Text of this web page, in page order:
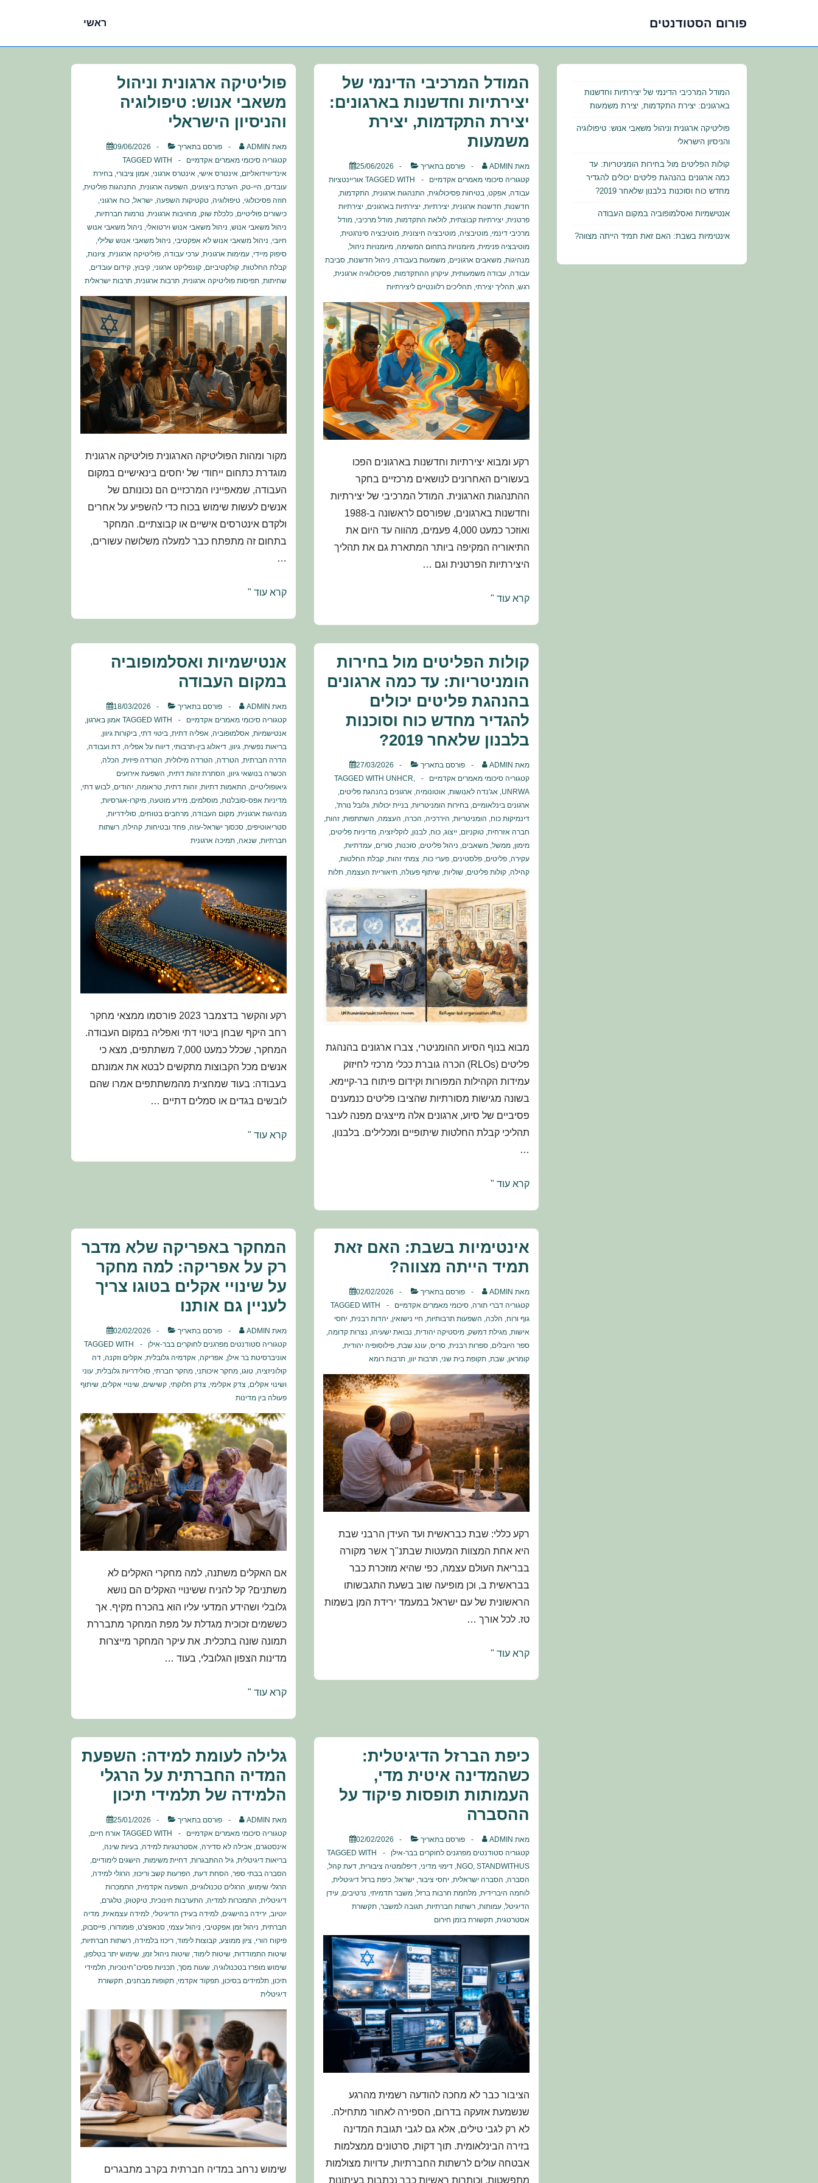
פורום הסטודנטים ראשי
המודל המרכיבי הדינמי של
יצירתיות וחדשנות בארגונים:
יצירת התקדמות, יצירת
משמעות
מאת ADMIN פורסם בתאריך
25/06/2026
קטגוריה סיכומי מאמרים אקדמיים TAGGED WITH אוריינטציות
עבודה, אפקט, בטיחות פסיכולוגית, התנהגות ארגונית, התקדמות,
חדשנות, חדשנות ארגונית, יצירתיות, יצירתיות בארגונים, יצירתיות
פרטנית, יצירתיות קבוצתית, לולאת התקדמות, מודל מרכיבי, מודל
מרכיבי דינמי, מוטיבציה, מוטיבציה חיצונית, מוטיבציה סינרגטית,
מוטיבציה פנימית, מיומנויות בתחום המשימה, מיומנויות ניהול,
מנהיגות, משאבים ארגוניים, משמעות בעבודה, ניהול חדשנות, סביבת
עבודה, עבודה משמעותית, עיקרון ההתקדמות, פסיכולוגיה ארגונית,
רגש, תהליך יצירתי, תהליכים רלוונטיים ליצירתיות
רקע ומבוא יצירתיות וחדשנות בארגונים הפכו
בעשורים האחרונים לנושאים מרכזיים בחקר
ההתנהגות הארגונית. המודל המרכיבי של יצירתיות
וחדשנות בארגונים, שפורסם לראשונה ב-1988
ואוזכר כמעט 4,000 פעמים, מהווה עד היום את
התיאוריה המקיפה ביותר המתארת גם את תהליך
היצירתיות הפרטנית וגם …
המודל
יצירתיות
וחדשנות
בארגונים:
יצירת
התקדמות,
משמעות
קרא עוד "
פוליטיקה ארגונית וניהול
משאבי אנוש: טיפולוגיה
והניסיון הישראלי
מאת ADMIN פורסם בתאריך
09/06/2026
קטגוריה סיכומי מאמרים אקדמיים
TAGGED WITH
אינדיווידואליזם, אינטרס אישי, אינטרס ארגוני, אמון ציבורי, בחירת
עובדים, היי-טק, הערכת ביצועים, השפעה ארגונית, התנהגות פוליטית,
חוזה פסיכולוגי, טיפולוגיה, טקטיקות השפעה, ישראל, כוח ארגוני,
כישורים פוליטיים, כלכלת שוק, מחויבות ארגונית, נורמות חברתיות,
ניהול משאבי אנוש, ניהול משאבי אנוש וירטואלי, ניהול משאבי אנוש
חיובי, ניהול משאבי אנוש לא אפקטיבי, ניהול משאבי אנוש שלילי,
סיפוק מיידי, עמימות ארגונית, ערכי עבודה, פוליטיקה ארגונית, ציונות,
קבלת החלטות, קולקטיביזם, קונפליקט ארגוני, קיבוץ, קידום עובדים,
שחיתות, תפיסות פוליטיקה ארגונית, תרבות ארגונית, תרבות ישראלית
מקור ומהות הפוליטיקה הארגונית פוליטיקה ארגונית
מוגדרת כתחום ייחודי של יחסים בינאישיים במקום
העבודה, שמאפייניו המרכזיים הם נכונותם של
אנשים לעשות שימוש בכוח כדי להשפיע על אחרים
ולקדם אינטרסים אישיים או קבוצתיים. המחקר
בתחום זה מתפתח כבר למעלה משלושה עשורים,
…
פוליטיקה
משאבי
אנוש:
טיפולוגיה
הישראלי
קרא עוד "
קולות הפליטים מול בחירות
הומניטריות: עד כמה ארגונים
בהנהגת פליטים יכולים
להגדיר מחדש כוח וסוכנות
בלבנון שלאחר 2019?
מאת ADMIN פורסם בתאריך
27/03/2026
קטגוריה סיכומי מאמרים אקדמיים TAGGED WITH UNHCR,
UNRWA
, אג'נדה לאנושות, אוטונומיה, ארגונים בהנהגת פליטים,
ארגונים בינלאומיים, בחירות הומניטריות, בניית יכולות, גלובל נורת',
דינמיקות כוח, הומניטריות, היררכיה, הכרה, העצמה, השתתפות, זהות,
חברה אזרחית, טוקניזם, ייצוג, כוח, לבנון, לוקליזציה, מדיניות פליטים,
מימון, ממשל, משאבים, ניהול פליטים, סוכנות, סורים, עמדתיות,
עקירה, פליטים, פלסטינים, פערי כוח, צמתי זהות, קבלת החלטות,
קהילה, קולות פליטים, שוליות, שיתוף פעולה, תיאוריית העצמה, תלות
מבוא בנוף הסיוע ההומניטרי, צברו ארגונים בהנהגת
פליטים (RLOs) הכרה גוברת ככלי מרכזי לחיזוק
עמידות הקהילות המפורות וקידום פיתוח בר-קיימא.
בשונה מגישות מסורתיות שהציבו פליטים כנמענים
פסיביים של סיוע, ארגונים אלה מייצגים מפנה לעבר
תהליכי קבלת החלטות שיתופיים ומכלילים. בלבנון,
…
קולות
הומניטריות:
עד
ארגונים
בהנהגת
פליטים
מחדש
כוח
וסוכנות
בלבנון
שלאחר
2019?
קרא עוד "
אנטישמיות ואסלמופוביה
במקום העבודה
מאת ADMIN פורסם בתאריך
18/03/2026
קטגוריה סיכומי מאמרים אקדמיים TAGGED WITH אמון בארגון,
אנטישמיות, אסלמופוביה, אפליה דתית, ביטוי דתי, ביקורות גיוון,
בריאות נפשית, גיוון, דיאלוג בין-תרבותי, דיווח על אפליה, דת ועבודה,
הדרה חברתית, הטרדה, הטרדה מילולית, הטרדה פיזית, הכלה,
הכשרה בנושאי גיוון, הסתרת זהות דתית, השפעת אירועים
גיאופוליטיים, התאמות דתיות, זהות דתית, טראומה, יהודים, לבוש דתי,
מדיניות אפס-סובלנות, מוסלמים, מידע מוטעה, מיקרו-אגרסיות,
מנהיגות ארגונית, מקום העבודה, מרחבים בטוחים, סולידריות,
סטריאוטיפים, סכסוך ישראל-עזה, פחד ובטיחות, קהילה, רשתות
חברתיות, שנאה, תמיכה ארגונית
רקע והקשר בדצמבר 2023 פורסמו ממצאי מחקר
רחב היקף שבחן ביטוי דתי ואפליה במקום העבודה.
המחקר, שכלל כמעט 7,000 משתתפים, מצא כי
אנשים מכל הקבוצות מתקשים לבטא את אמונתם
בעבודה: בעוד שמחצית מהמשתתפים אמרו שהם
לובשים בגדים או סמלים דתיים …
אנטישמיות
קרא עוד "
אינטימיות בשבת: האם זאת
תמיד הייתה מצווה?
מאת ADMIN פורסם בתאריך
02/02/2026
קטגוריה דברי תורה, סיכומי מאמרים אקדמיים
TAGGED WITH
גוף ורוח, הלכה, השפעות תרבותיות, חיי נישואין, יהדות רבנית, יחסי
אישות, מגילת דמשק, מיסטיקה יהודית, נבואת ישעיהו, נצרות קדומה,
ספר היובלים, ספרות רבנית, סריס, עונג שבת, פילוסופיה יהודית,
קומראן, שבת, תקופת בית שני, תרבות יוון, תרבות רומא
רקע כללי: שבת כבראשית ועד העידן הרבני שבת
היא אחת המצוות המעטות שבתנ"ך אשר מקורה
בבריאת העולם עצמה, כפי שהיא מוזכרת כבר
בבראשית ב, וכן מופיעה שוב בשעת התגבשותו
הראשונית של עם ישראל במעמד ירידת המן בשמות
טז. לכל אורך …
אינטימיות
הייתה
מצווה?
קרא עוד "
המחקר באפריקה שלא מדבר
רק על אפריקה: למה מחקר
על שינויי אקלים בטוגו צריך
לעניין גם אותנו
מאת ADMIN פורסם בתאריך
02/02/2026
קטגוריה סטודנטים מפרגנים לחוקרים בבר-אילן
TAGGED WITH
אוניברסיטת בר אילן, אפריקה, אקדמיה גלובלית, אקלים וזקנה, דה
קולוניזציה, טוגו, מחקר איכותני, מחקר חברתי, סולידריות גלובלית, עוני
ושינוי אקלים, צדק אקלימי, צדק חלוקתי, קשישים, שינויי אקלים, שיתוף
פעולה בין מדינות
אם האקלים משתנה, למה מחקרי האקלים לא
משתנים? קל להניח ששינויי האקלים הם נושא
גלובלי ושהידע המדעי עליו הוא בהכרח מקיף. אך
כששמים זכוכית מגדלת על מפת המחקר מתבררת
תמונה שונה בתכלית. את עיקר המחקר מייצרות
מדינות הצפון הגלובלי, בעוד …
המחקר
רק
על
אפריקה:
על
שינויי
אקלים
בטוגו
צריך
לעניין
גם
אותנו
קרא עוד "
כיפת הברזל הדיגיטלית:
כשהמדינה איטית מדי,
העמותות תופסות פיקוד על
ההסברה
מאת ADMIN פורסם בתאריך
02/02/2026
קטגוריה סטודנטים מפרגנים לחוקרים בבר-אילן
TAGGED WITH
NGO, STANDWITHUS
, דימוי מדיני, דיפלומטיה ציבורית, דעת קהל,
הסברה, הסברה ישראלית, יחסי ציבור, ישראל, כיפת ברזל דיגיטלית,
לוחמה היברידית, מלחמת חרבות ברזל, משבר תדמיתי, נרטיבים, עידן
הדיגיטל, עמותות, רשתות חברתיות, תגובה למשבר, תקשורת
אסטרטגית, תקשורת בזמן חירום
הציבור כבר לא מחכה להודעה רשמית מהרגע
שנשמעת אזעקה בדרום, הספירה לאחור מתחילה.
לא רק לגבי טילים, אלא גם לגבי תגובת המדינה
בזירה הבינלאומית. תוך דקות, סרטונים ממצלמות
אבטחה עולים לרשתות החברתיות, עדויות מצולמות
מתפשטות, וכותרות ראשיות כבר נכתבות בעיתונות
גלילה לעומת למידה: השפעת
המדיה החברתית על הרגלי
הלמידה של תלמידי תיכון
מאת ADMIN פורסם בתאריך
25/01/2026
קטגוריה סיכומי מאמרים אקדמיים TAGGED WITH אורח חיים,
אינסטגרם, אכילה לא סדירה, אסטרטגיות למידה, בעיות שינה,
בריאות דיגיטלית, גיל ההתבגרות, דחיית משימות, הישגים לימודיים,
הסברה בבתי ספר, הסחת דעת, הפרעות קשב וריכוז, הרגלי למידה,
הרגלי שימוש, הרגלים טכנולוגיים, השפעה אקדמית, התמכרות
דיגיטלית, התמכרות למדיה, התערבות חינוכית, טיקטוק, טלגרם,
יוטיוב, ירידה בהישגים, למידה בעידן הדיגיטלי, למידה עצמאית, מדיה
חברתית, ניהול זמן אפקטיבי, ניהול עצמי, סנאפצ'ט, פומודורו, פייסבוק,
פיקוח הורי, ציון ממוצע, קבוצות לימוד, ריכוז בלמידה, רשתות חברתיות,
שיטות התמודדות, שיטות לימוד, שיטות ניהול זמן, שימוש יתר בטלפון,
שימוש מופרז בטכנולוגיה, שעות מסך, תכניות פסיכו־חינוכיות, תלמידי
תיכון, תלמידים בסיכון, תפקוד אקדמי, תקופות מבחנים, תקשורת
דיגיטלית
שימוש נרחב במדיה חברתית בקרב מתבגרים
המודל המרכיבי הדינמי של יצירתיות וחדשנות
בארגונים: יצירת התקדמות, יצירת משמעות
פוליטיקה ארגונית וניהול משאבי אנוש: טיפולוגיה
והניסיון הישראלי
קולות הפליטים מול בחירות הומניטריות: עד
כמה ארגונים בהנהגת פליטים יכולים להגדיר
מחדש כוח וסוכנות בלבנון שלאחר 2019?
אנטישמיות ואסלמופוביה במקום העבודה
אינטימיות בשבת: האם זאת תמיד הייתה מצווה?